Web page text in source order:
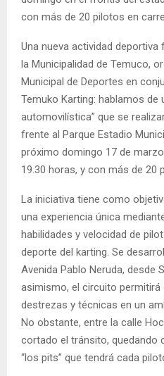
con más de 20 pilotos en
Una nueva actividad
la Municipalidad de Temuco,
Municipal de Deportes en
Temuko Karting: hablamos de
automovilística” que se
frente al Parque Estadio
próximo domingo 17 de
19.30 horas, y con más de
La iniciativa tiene como
una experiencia única
habilidades y velocidad de
deporte del karting. Se
Avenida Pablo Neruda, desde
asimismo, el circuito
destrezas y técnicas en un
No obstante, entre la calle
cortado el tránsito, quedando
“los pits” que tendrá cada